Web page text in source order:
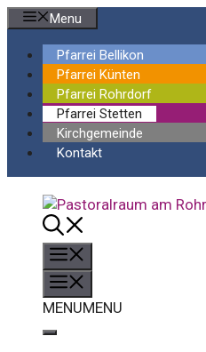
Springe
Inhalt
Menu
Pfarrei Bellikon
Pfarrei Künten
Pfarrei Rohrdorf
Pfarrei Stetten
Kirchgemeinde
Kontakt
MENUMENU